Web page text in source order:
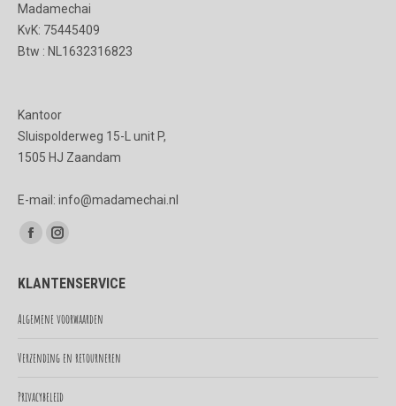
Madamechai
KvK: 75445409
Btw : NL1632316823
Kantoor
Sluispolderweg 15-L unit P,
1505 HJ Zaandam
E-mail: info@madamechai.nl
Vind ons op:
Facebook
opens
in
window
Instagram
opens
in
window
KLANTENSERVICE
Algemene voorwaarden
Verzending en retourneren
Privacybeleid